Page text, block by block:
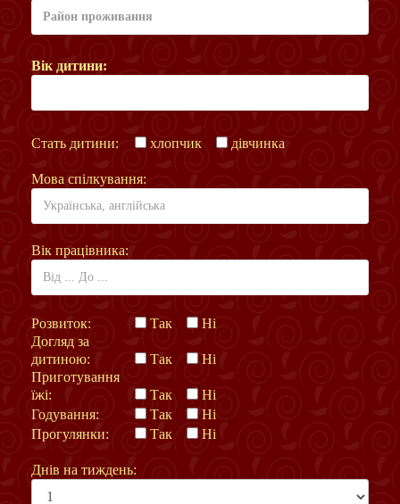
Вік дитини:
Стать дитини: хлопчик дівчинка
Мова спілкування:
Вік працівника:
Розвиток: Так
Ні
Догляд за
дитиною:
Так
Ні
Приготування
їжі:
Так
Ні
Годування:
Так
Ні
Прогулянки:
Так Ні
Днів на тиждень: